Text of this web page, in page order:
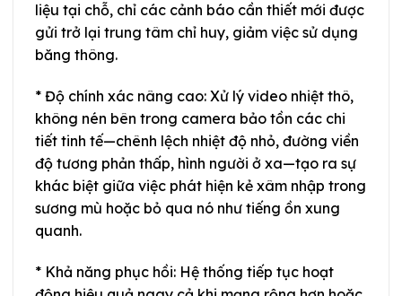
liệu tại chỗ, chỉ các cảnh báo cần thiết mới được
gửi trở lại trung tâm chỉ huy, giảm việc sử dụng
băng thông.
* Độ chính xác nâng cao: Xử lý video nhiệt thô,
không nén bên trong camera bảo tồn các chi
tiết tinh tế—chênh lệch nhiệt độ nhỏ, đường viền
độ tương phản thấp, hình người ở xa—tạo ra sự
khác biệt giữa việc phát hiện kẻ xâm nhập trong
sương mù hoặc bỏ qua nó như tiếng ồn xung
quanh.
* Khả năng phục hồi: Hệ thống tiếp tục hoạt